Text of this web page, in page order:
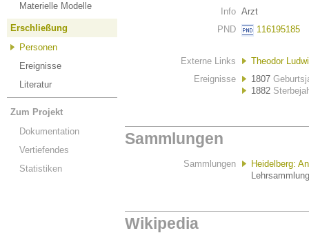
Materielle Modelle
Erschließung
Personen
Ereignisse
Literatur
Zum Projekt
Dokumentation
Vertiefendes
Statistiken
Info Arzt
PND
116195185
Externe Links
Theodor
Ereignisse
1807
1882
Sammlungen
Sammlungen
Heidelberg:
Wikipedia